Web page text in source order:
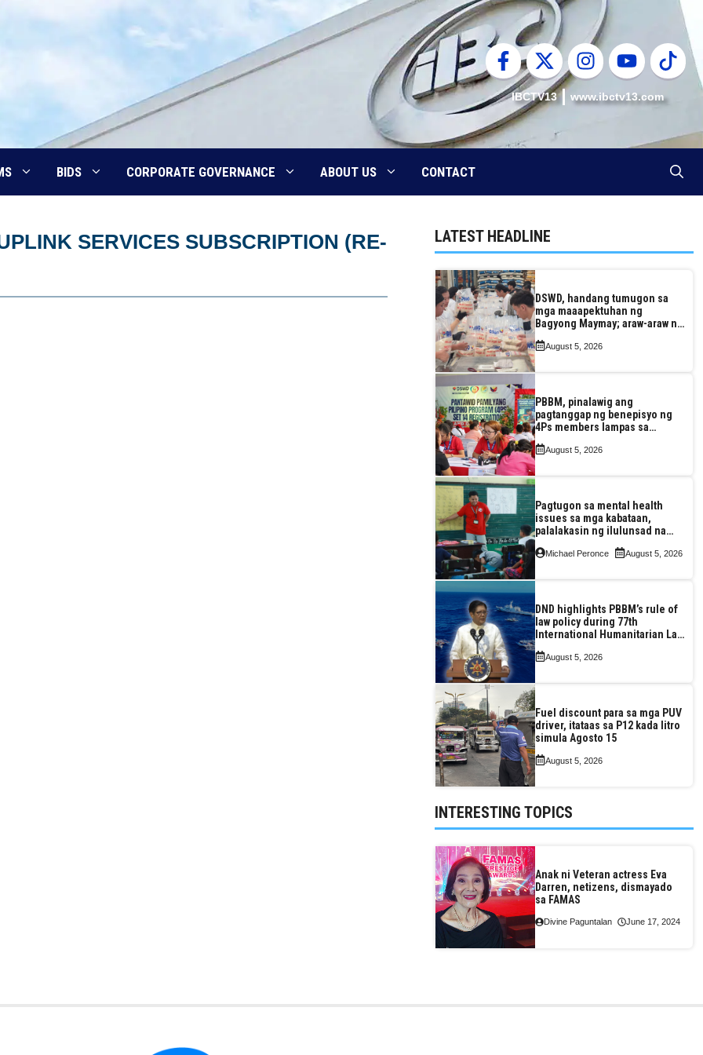
IBCTV13 www.ibctv13.com
BIDS CORPORATE GOVERNANCE ABOUT US CONTACT
SERVICES SUBSCRIPTION (RE-
LATEST HEADLINE
DSWD, handang tumugon sa
mga maaapektuhan ng
Bagyong Maymay; araw-araw na
August 5, 2026
PBBM, pinalawig ang
pagtanggap ng benepisyo ng
4Ps members lampas sa
August 5, 2026
Pagtugon sa mental health
issues sa mga kabataan,
palalakasin ng ilulunsad na
Michael Peronce August 5, 2026
DND highlights PBBM’s rule of
law policy during 77th
International Humanitarian Law
August 5, 2026
Fuel discount para sa mga PUV
driver, itataas sa P12 kada litro
simula Agosto 15
August 5, 2026
INTERESTING TOPICS
Anak ni Veteran actress Eva
Darren, netizens, dismayado
sa FAMAS
Divine Paguntalan June 17, 2024